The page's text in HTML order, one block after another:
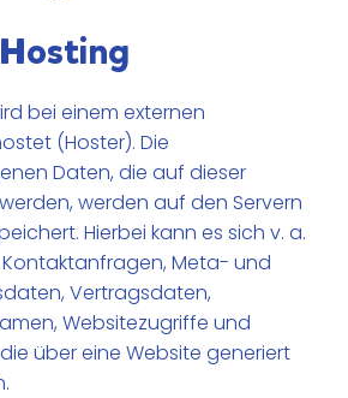
bei einem externen
(Hoster). Die
Daten, die auf dieser
werden auf den Servern
Hierbei kann es sich v. a.
Kontaktanfragen, Meta- und
Vertragsdaten,
Websitezugriffe und
über eine Website generiert